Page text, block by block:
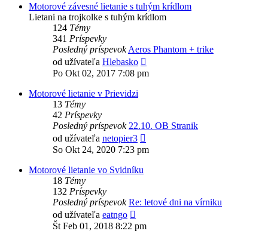
Motorové závesné lietanie s tuhým krídlom
Lietani na trojkolke s tuhým krí­dlom
124 Témy
341 Príspevky
Posledný príspevokAeros Phantom + trike
od užívateľa Hlebasko
posledný
Po Okt 02, 2017 7:08 pm
Motorové lietanie v Prievidzi
13 Témy
42 Príspevky
Posledný príspevok 22.10. OB Stranik
od užívateľa netopier3
posledný
So Okt 24, 2020 7:23 pm
Motorové lietanie vo Svidníku
18 Témy
132 Príspevky
Posledný príspevok Re: letové dni na vírniku
od užívateľa eatngo
posledný
príspevok
Št Feb 01, 2018 8:22 pm